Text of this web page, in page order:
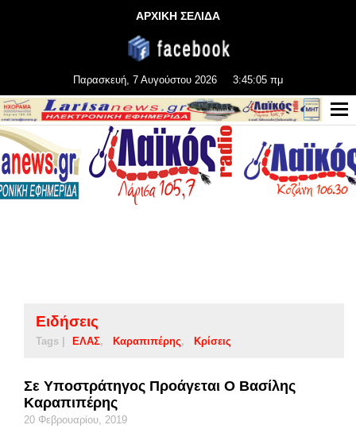
ΑΡΧΙΚΗ ΣΕΛΙΔΑ
Παρασκευή, 7 Αυγούστου 2026 3:45:05 πμ
Ειδήσεις
Tags | ΕΛΑΣ Καραπιπέρης Κρίσεις
Σε Υποστράτηγος Προάγεται Ο Βασίλης
Καραπιπέρης
20 Φεβρουαρίου, 2019